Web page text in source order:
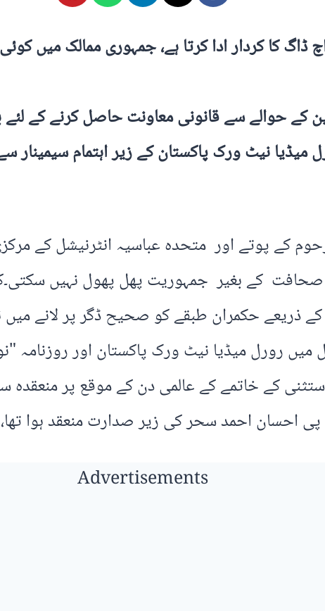
کا کردار ادا کرتا ہے، جمہوری ممالک میں
کے حوالے سے قانونی معاونت حاصل کرنے کے لئے
میڈیا نیٹ ورک پاکستان کے زیر اہتمام
کے پوتے اور متحدہ عباسیہ انٹرنیشل کے
صحافت کے بغیر جمہوریت پھل پھول نہیں
ذریعے حکمران طبقے کو صحیح ڈگر پر لانے میں
رورل میڈیا نیٹ ورک پاکستان اور روزنامہ
کے خاتمے کے عالمی دن کے موقع پر
احسان احمد سحر کی زیر صدارت منعقد ہوا تھا،
Advertisements